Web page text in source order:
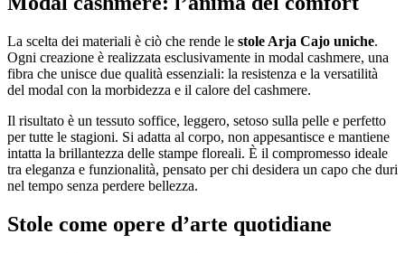
La scelta dei materiali è ciò che rende le stole Arja Cajo uniche.
Ogni creazione è realizzata esclusivamente in modal cashmere, una
fibra che unisce due qualità essenziali: la resistenza e la versatilità
del modal con la morbidezza e il calore del cashmere.
Il risultato è un tessuto soffice, leggero, setoso sulla pelle e perfetto
per tutte le stagioni. Si adatta al corpo, non appesantisce e mantiene
intatta la brillantezza delle stampe floreali. È il compromesso ideale
tra eleganza e funzionalità, pensato per chi desidera un capo che duri
nel tempo senza perdere bellezza.
Stole come opere d’arte quotidiane